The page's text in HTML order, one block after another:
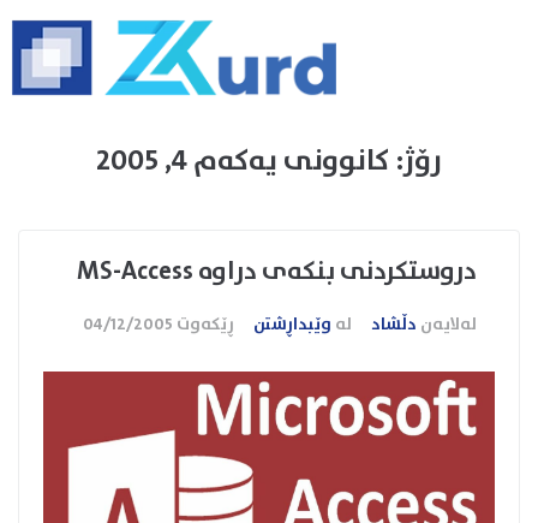
رۆژ: کانوونی یەکەم 4, 2005
دروستکردنی بنکه‌ی دراوه MS-Access
لەلایەن دڵشاد لە وێبداڕشتن ڕێکەوت 04/12/2005